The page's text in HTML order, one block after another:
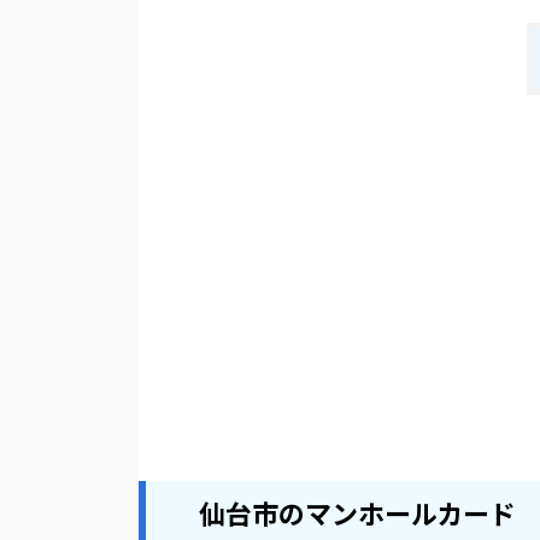
仙台市のマンホールカード